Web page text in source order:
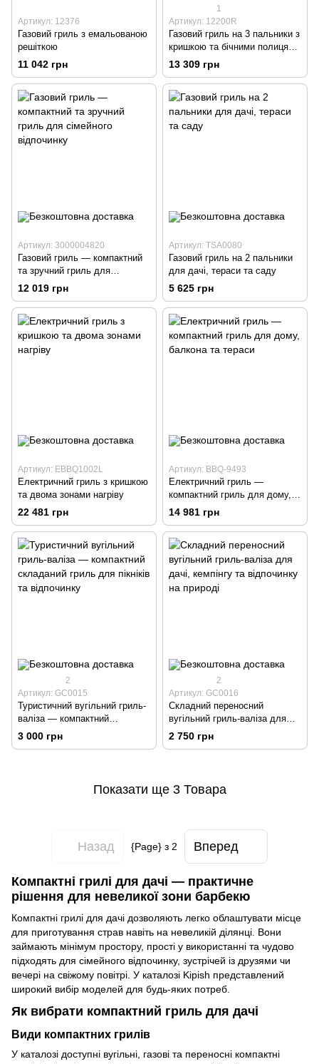
Артикул: 12376
Газовий гриль з емальованою
решіткою
11 042 грн
1
Артикул: 12200R
Газовий гриль на 3 пальники з
кришкою та бічними полицями
— зручне рішення для
13 309 грн
Артикул: 3000004820
Газовий гриль — компактний
та зручний гриль для
сімейного відпочинку
12 019 грн
Артикул: TSA0080
Газовий гриль на 2 пальники
для дачі, тераси та саду
5 625 грн
Артикул: EBBQ1002L
Електричний гриль з кришкою
та двома зонами нагріву
22 481 грн
Артикул: BBQ-9493
Електричний гриль —
компактний гриль для дому,
балкона та тераси
14 981 грн
2
Артикул: GC0015
Туристичний вугільний гриль-
валіза — компактний
складаний гриль для пікніків
та відпочинку
3 000 грн
2
Артикул: GC0016
Складний переносний
вугільний гриль-валіза для
дачі, кемпінгу та відпочинку
на природі
2 750 грн
Показати ще 3 Товара
Назад {Page} з 2 Вперед
Компактні грилі для дачі — практичне
рішення для невеликої зони барбекю
Компактні грилі для дачі дозволяють легко облаштувати місце
для приготування страв навіть на невеликій ділянці. Вони
займають мінімум простору, прості у використанні та чудово
підходять для сімейного відпочинку, зустрічей із друзями чи
вечері на свіжому повітрі. У каталозі Kipish представлений
широкий вибір моделей для будь-яких потреб.
Як вибрати компактний гриль для дачі
Види компактних грилів
У каталозі доступні вугільні, газові та переносні компактні